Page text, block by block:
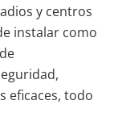
y centros
instalar como
eficaces, todo